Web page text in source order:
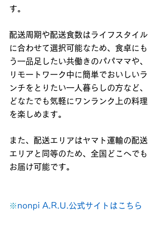
す。
配送周期や配送食数はライフスタイル
に合わせて選択可能なため、食卓にも
う一品足したい共働きのパパママや、
リモートワーク中に簡単でおいしいラ
ンチをとりたい一人暮らしの方など、
どなたでも気軽にワンランク上の料理
を楽しめます。
また、配送エリアはヤマト運輸の配送
エリアと同等のため、全国どこへでも
お届け可能です。
※nonpi A.R.U.公式サイトはこちら